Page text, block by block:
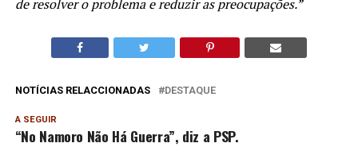
de resolver o problema e reduzir as preocupações.”
NOTÍCIAS RELACCIONADAS DESTAQUE
A SEGUIR
“No Namoro Não Há Guerra”, diz a PSP.